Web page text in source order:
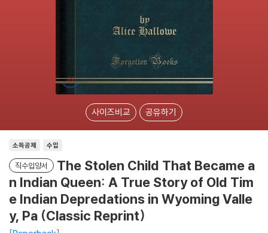
사이즈비교 공유하기
소득공제 수입
직수입양서
The Stolen Child That Became a
n Indian Queen: A True Story of Old Tim
e Indian Depredations in Wyoming Valle
y, Pa (Classic Reprint)